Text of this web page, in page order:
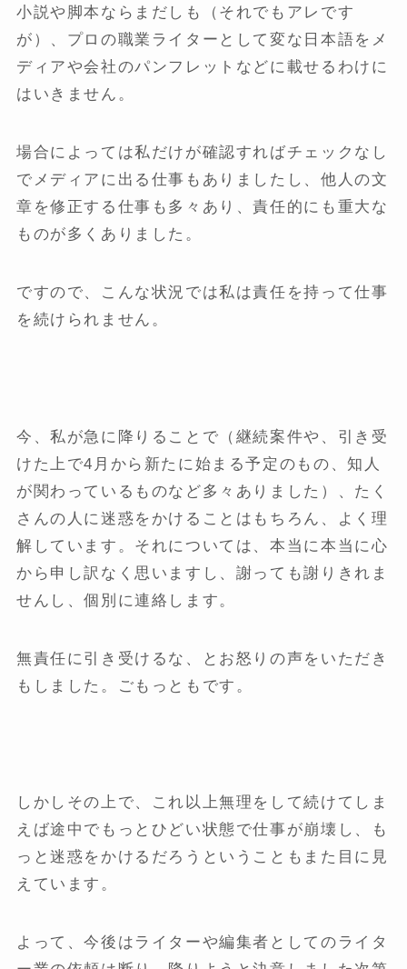
小説や脚本ならまだしも（それでもアレです
が）、プロの職業ライターとして変な日本語をメ
ディアや会社のパンフレットなどに載せるわけに
はいきません。
場合によっては私だけが確認すればチェックなし
でメディアに出る仕事もありましたし、他人の文
章を修正する仕事も多々あり、責任的にも重大な
ものが多くありました。
ですので、こんな状況では私は責任を持って仕事
を続けられません。
今、私が急に降りることで（継続案件や、引き受
けた上で4月から新たに始まる予定のもの、知人
が関わっているものなど多々ありました）、たく
さんの人に迷惑をかけることはもちろん、よく理
解しています。それについては、本当に本当に心
から申し訳なく思いますし、謝っても謝りきれま
せんし、個別に連絡します。
無責任に引き受けるな、とお怒りの声をいただき
もしました。ごもっともです。
しかしその上で、これ以上無理をして続けてしま
えば途中でもっとひどい状態で仕事が崩壊し、も
っと迷惑をかけるだろうということもまた目に見
えています。
よって、今後はライターや編集者としてのライタ